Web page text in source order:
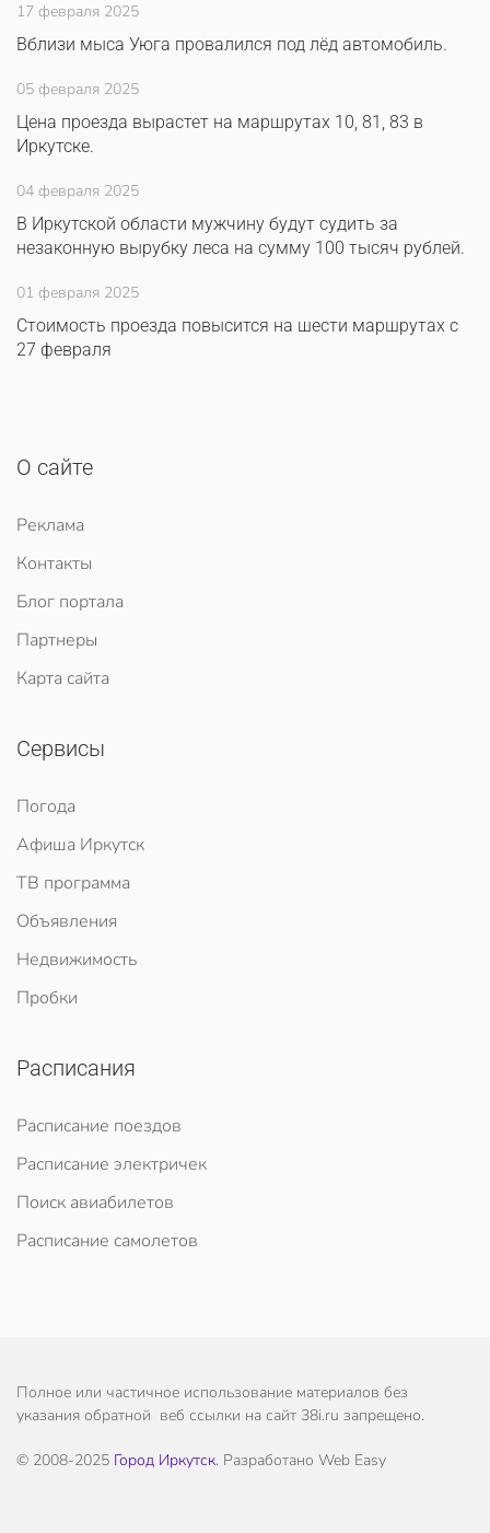
17 февраля 2025
Вблизи мыса Уюга провалился под лёд автомобиль.
05 февраля 2025
Цена проезда вырастет на маршрутах 10, 81, 83 в
Иркутске.
04 февраля 2025
В Иркутской области мужчину будут судить за
незаконную вырубку леса на сумму 100 тысяч рублей.
01 февраля 2025
Стоимость проезда повысится на шести маршрутах с
27 февраля
О сайте
Реклама
Контакты
Блог портала
Партнеры
Карта сайта
Сервисы
Погода
Афиша Иркутск
ТВ программа
Объявления
Недвижимость
Пробки
Расписания
Расписание поездов
Расписание электричек
Поиск авиабилетов
Расписание самолетов
Полное или частичное использование материалов без
указания обратной веб ссылки на сайт 38i.ru запрещено.
© 2008-2025 Город Иркутск. Разработано Web Easy